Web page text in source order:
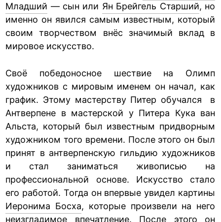
Младший — сын или Ян Брейгель Старший, но
именно он явился самым известным, который
своим творчеством внёс значимый вклад в
мировое искусство.
Своё победоносное шествие на Олимп
художников с мировым именем он начал, как
график. Этому мастерству Питер обучался в
Антверпене в мастерской у Питера Кука ван
Альста, который был известным придворным
художником того времени. После этого он был
принят в антверпенскую гильдию художников
и стал заниматься живописью на
профессиональной основе. Искусство стало
его работой. Тогда он впервые увидел картины
Иеронима Босха, которые произвели на него
неизгладимое впечатление. После этого он